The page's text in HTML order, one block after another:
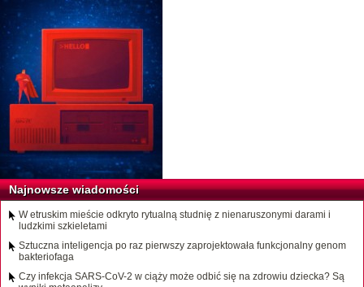
Najnowsze wiadomości
W etruskim mieście odkryto rytualną studnię z nienaruszonymi darami i
ludzkimi szkieletami
Sztuczna inteligencja po raz pierwszy zaprojektowała funkcjonalny genom
bakteriofaga
Czy infekcja SARS-CoV-2 w ciąży może odbić się na zdrowiu dziecka? Są